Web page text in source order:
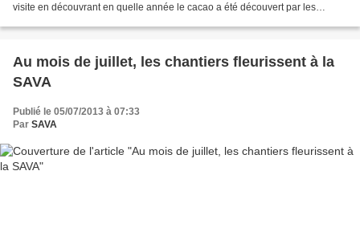
visite en découvrant en quelle année le cacao a été découvert par les
Au mois de juillet, les chantiers fleurissent à la
SAVA
Publié le 05/07/2013 à 07:33
Par SAVA